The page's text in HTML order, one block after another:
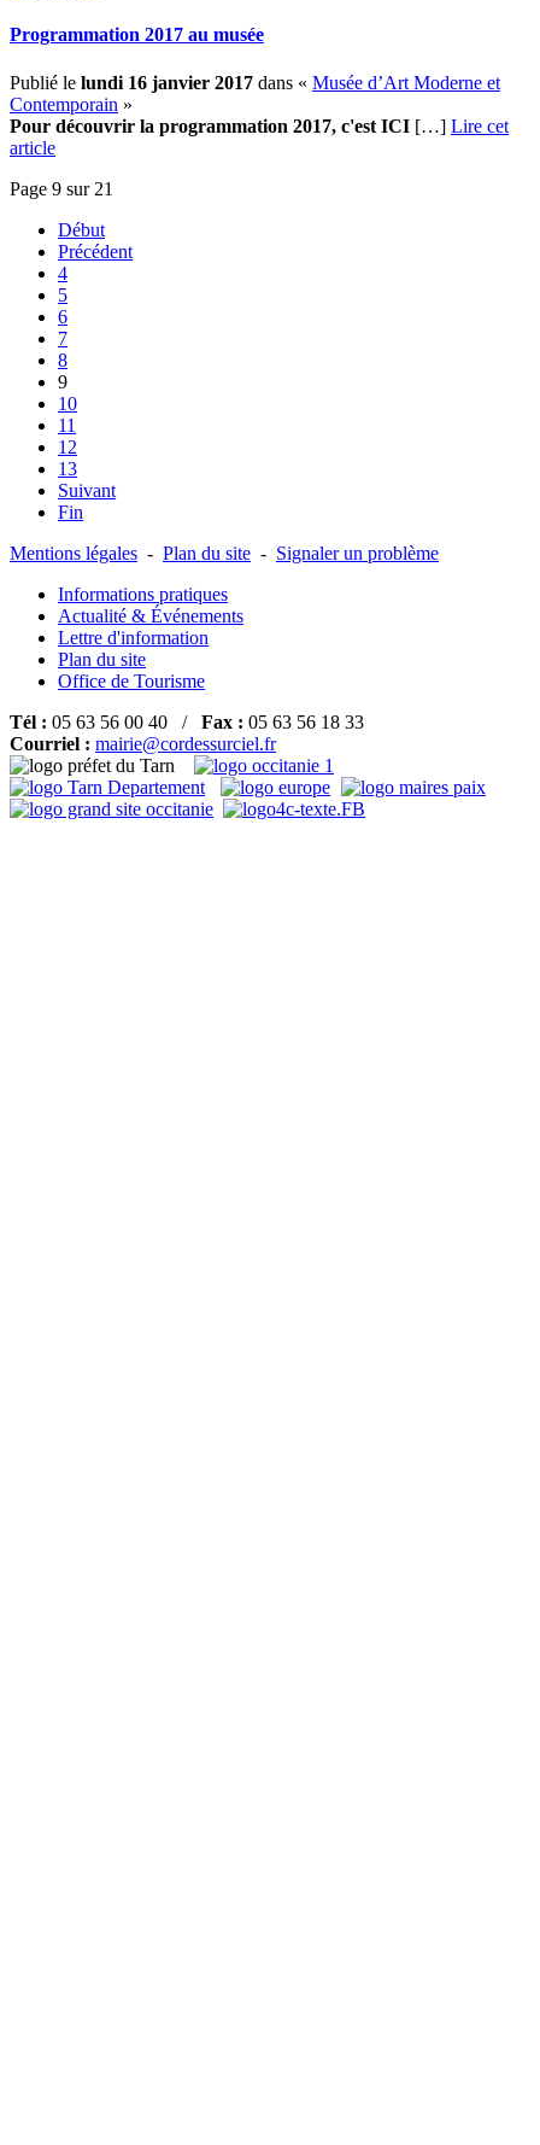
Programmation 2017 au musée
Publié le lundi 16 janvier 2017 dans « Musée d’Art Moderne et
Contemporain »
Pour découvrir la programmation 2017, c'est ICI […] Lire cet
article
Page 9 sur 21
Début
Précédent
4
5
6
7
8
9
10
11
12
13
Suivant
Fin
Mentions légales - Plan du site - Signaler un problème
Informations pratiques
Actualité & Événements
Lettre d'information
Plan du site
Office de Tourisme
Tél : 05 63 56 00 40 / Fax : 05 63 56 18 33
Courriel : mairie@cordessurciel.fr